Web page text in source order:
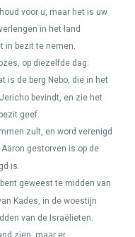
voor u, maar het is uw
in het land
in bezit te nemen.
op diezelfde dag:
is de berg Nebo, die in het
bevindt, en zie het
geef.
zult, en word verenigd
Aäron gestorven is op de
is.
geweest te midden van
Kades, in de woestijn
van de Israëlieten.
zien, maar er